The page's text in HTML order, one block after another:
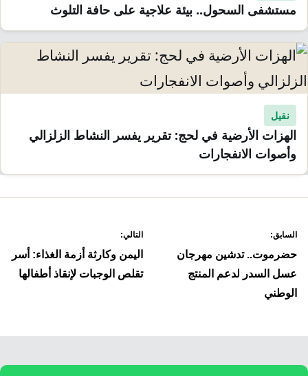
مستشفى السحول.. بيئة علاجية على حافة التلوث
نقيل
الهزات الأرضية في لحج: تقرير يفسر النشاط الزلزالي
وأصوات الانفجارات
المقالات
السابق:
حضرموت.. تدشين مهرجان
عسل السدر لدعم المنتج
الوطني
التالي:
اليمن وكارثة أزمة الغذاء: أسر
تقلص الوجبات لإنقاذ أطفالها